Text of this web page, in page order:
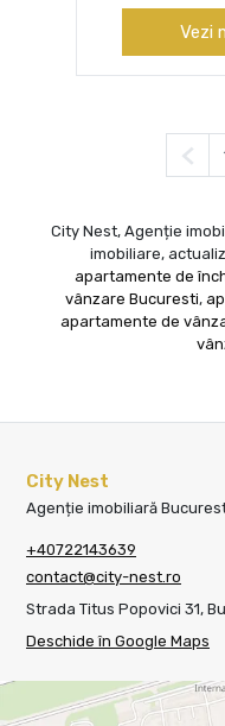
Vezi
City Nest, Agenție
imobiliare,
apartamente de
vânzare Bucuresti,
apartamente de
City Nest
Agenție imobiliară
+40722143639
contact@city-nest.ro
Strada Titus Popovici 31,
Deschide în Google Maps